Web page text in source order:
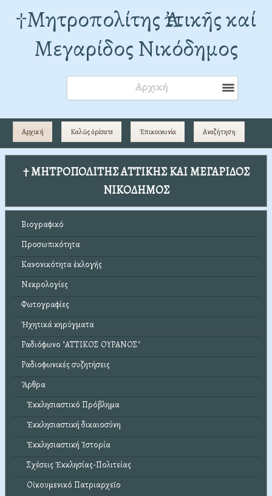
†Mητροπολίτης Ἀττικῆς καί
Μεγαρίδος Νικόδημος
Αρχική
Αρχική Καλῶς ὁρίσατε Ἐπικοινωνία Αναζήτηση
† ΜΗΤΡΟΠΟΛΙΤΗΣ ΑΤΤΙΚΗΣ ΚΑΙ ΜΕΓΑΡΙΔΟΣ
ΝΙΚΟΔΗΜΟΣ
Βιογραφικό
Προσωπικότητα
Κανονικότητα ἐκλογῆς
Νεκρολογίες
Φωτογραφίες
Ἠχητικά κηρύγματα
Ραδιόφωνο "ΑΤΤΙΚΟΣ ΟΥΡΑΝΟΣ"
Ραδιοφωνικές συζητήσεις
Ἄρθρα
Ἐκκλησιαστικό Πρόβλημα
Ἐκκλησιαστική δικαιοσύνη
Ἐκκλησιαστική Ἱστορία
Σχέσεις Ἐκκλησίας-Πολιτείας
Οἰκουμενικό Πατριαρχεῖο